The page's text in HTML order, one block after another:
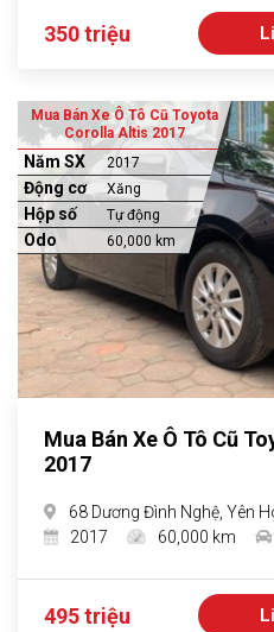
350 triệu
Mua Bán Xe Ô Tô Cũ Toyota
Corolla Altis 2017
Năm SX 2017
Động cơ Xăng
Hộp số Tự động
Odo 60,000 km
Mua Bán Xe Ô Tô Cũ
2017
68 Dương Đình Nghệ, Yên
2017
60,000 km
495 triệu